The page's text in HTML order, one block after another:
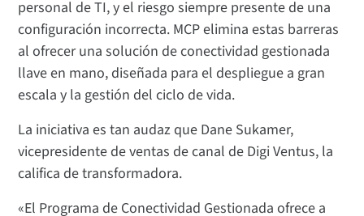
personal de TI, y el riesgo siempre presente de una
configuración incorrecta. MCP elimina estas barreras
al ofrecer una solución de conectividad gestionada
llave en mano, diseñada para el despliegue a gran
escala y la gestión del ciclo de vida.
La iniciativa es tan audaz que Dane Sukamer,
vicepresidente de ventas de canal de Digi Ventus, la
califica de transformadora.
«El Programa de Conectividad Gestionada ofrece a